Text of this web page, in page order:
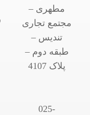
مطهری –
مجتمع تجاری
تندیس –
طبقه دوم –
پلاک 4107
025-